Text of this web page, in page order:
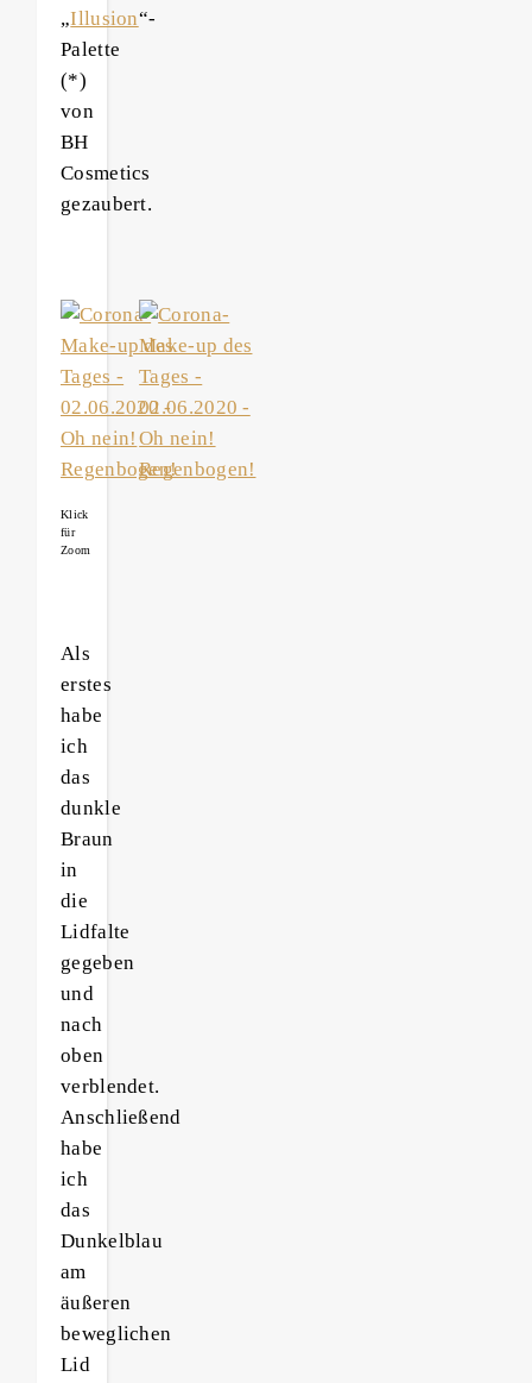
„Illusion“-
Palette
(*)
von
BH
Cosmetics
gezaubert.
Klick
für
Zoom
Als
erstes
habe
ich
das
dunkle
Braun
in
die
Lidfalte
gegeben
und
nach
oben
verblendet.
Anschließend
habe
ich
das
Dunkelblau
am
äußeren
beweglichen
Lid